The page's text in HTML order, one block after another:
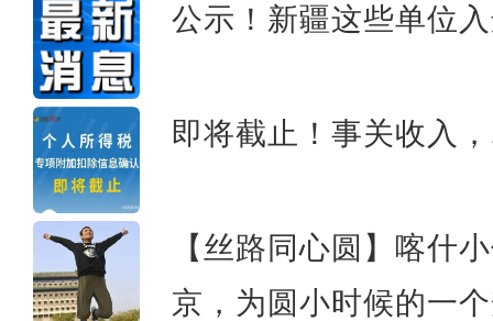
公示！新疆这些单位
即将截止！事关收入
【丝路同心圆】喀什
京，为圆小时候的一